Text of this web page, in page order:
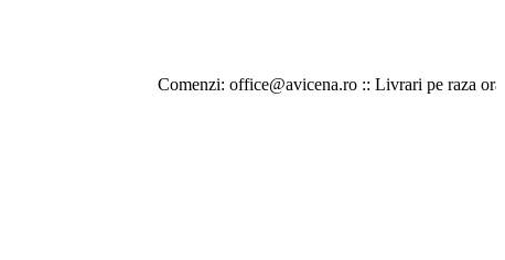
Comenzi: office@avicena.ro :: Livrari pe raza orasului